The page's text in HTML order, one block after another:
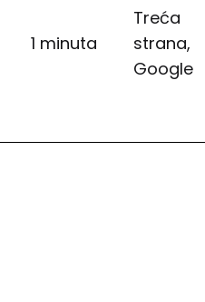
1 minuta
Treća
strana,
Google